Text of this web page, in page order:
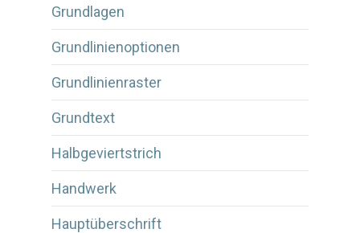
Grundlagen
Grundlinienoptionen
Grundlinienraster
Grundtext
Halbgeviertstrich
Handwerk
Hauptüberschrift